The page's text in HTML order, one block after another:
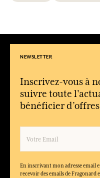
NEWSLETTER
Inscrivez-vous à
suivre toute
bénéficier
En inscrivant mon adresse email
recevoir des emails de